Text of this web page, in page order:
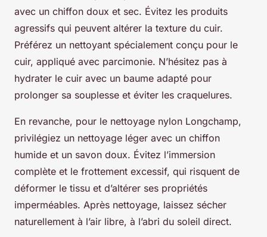
avec un chiffon doux et sec. Évitez les produits
agressifs qui peuvent altérer la texture du cuir.
Préférez un nettoyant spécialement conçu pour le
cuir, appliqué avec parcimonie. N’hésitez pas à
hydrater le cuir avec un baume adapté pour
prolonger sa souplesse et éviter les craquelures.
En revanche, pour le nettoyage nylon Longchamp,
privilégiez un nettoyage léger avec un chiffon
humide et un savon doux. Évitez l’immersion
complète et le frottement excessif, qui risquent de
déformer le tissu et d’altérer ses propriétés
imperméables. Après nettoyage, laissez sécher
naturellement à l’air libre, à l’abri du soleil direct.